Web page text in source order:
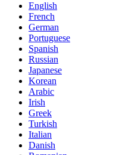
English
French
German
Portuguese
Spanish
Russian
Japanese
Korean
Arabic
Irish
Greek
Turkish
Italian
Danish